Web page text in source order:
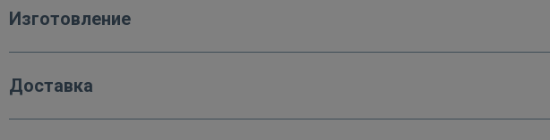
Изготовление
Доставка